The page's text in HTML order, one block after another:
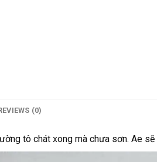
(0)
tô chát xong mà chưa sơn. Ae